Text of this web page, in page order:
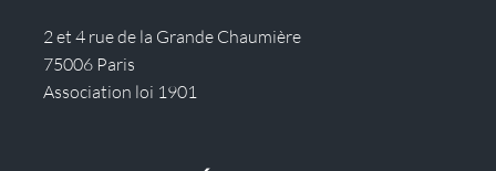
2 et 4 rue de la Grande Chaumière
75006 Paris
Association loi 1901